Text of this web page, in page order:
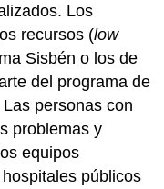
Los
recursos (low
Sisbén o los de
del programa de
personas con
problemas y
equipos
públicos